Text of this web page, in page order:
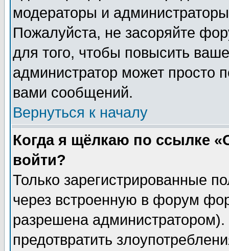
модераторы и
Пожалуйста, не засоряйте
для того, чтобы повысить
администратор может просто
вами сообщений.
Вернуться к началу
Когда я щёлкаю по ссылке
войти?
Только зарегистрированные
через встроенную в форум
разрешена
предотвратить